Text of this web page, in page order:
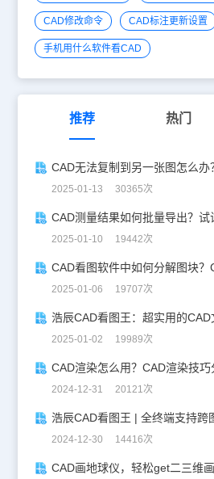
CAD修改命令 CAD标注更新设置
手机用什么软件看CAD
推荐 热门
CAD无法复制到另一张图怎么办
2025-01-13 30365次
2025-01-10 19442次
2025-01-06 19707次
2025-01-02 19989次
CAD渲染怎么用？CAD渲染技巧
2024-12-31 20121次
浩辰CAD看图王 | 全终端支持跨
2024-12-30 14416次
CAD画地球仪，轻松get二三维画